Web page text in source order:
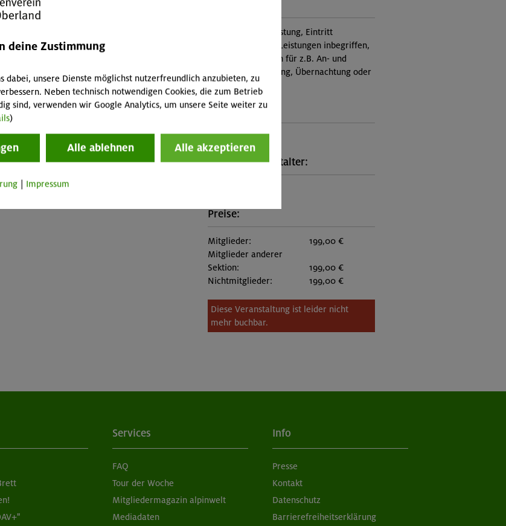
beim Bouldern und Klettern am Seil. Ein
in der Kletterhalle und zeigt euch
könnt.
Kursleitung, Ausrüstung, Eintritt
(Falls nicht in den Leistungen inbegriffen,
fallen Zusatzkosten für z.B. An- und
Abreise, Verpflegung, Übernachtung oder
Skipass an.)
Buchungscode:
OL-25-1271
Kontakt Veranstalter:
Preise:
Mitglieder:
199,00 €
Mitglieder anderer
Sektion:
199,00 €
Nichtmitglieder:
199,00 €
Diese Veranstaltung ist leider nicht
mehr buchbar.
Services
FAQ
Tour der Woche
Mitgliedermagazin alpinwelt
Mediadaten
Info
Presse
Kontakt
Datenschutz
Barrierefreiheitserklärung
deine Zustimmung
dabei, unsere Dienste möglichst nutzerfreundlich anzubieten, zu
Neben technisch notwendigen Cookies, die zum Betrieb
sind, verwenden wir Google Analytics, um unsere Seite weiter zu
)
Alle ablehnen Alle akzeptieren
Impressum